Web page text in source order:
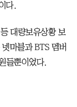
다.
대량보유상황 보
마블과 BTS 멤버
들뿐이었다.